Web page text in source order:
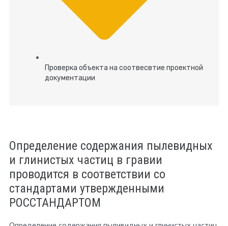
Проверка объекта на соотвесвтие проектной
документации
Определение содержания пылевидных
и глинистых частиц в гравии
проводится в соответствии со
стандартами утвержденными
РОССТАНДАРТОМ